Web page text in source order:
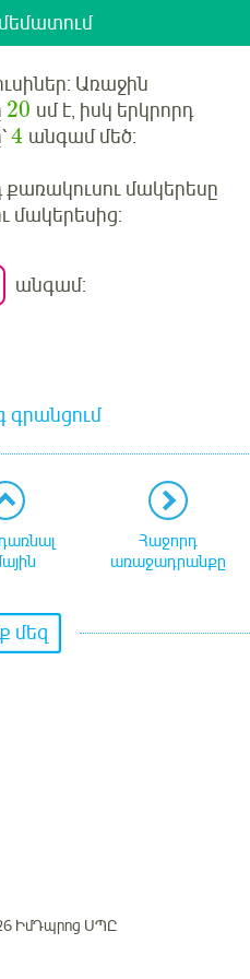
Առաջին
20 սմ է, իսկ երկրորդ
4 անգամ մեծ:
քառակուսու մակերեսը
մակերեսից:
անգամ:
գրանցում
Հաջորդ
առաջադրանքը
մեզ
ԻմԴպրոց ՍՊԸ